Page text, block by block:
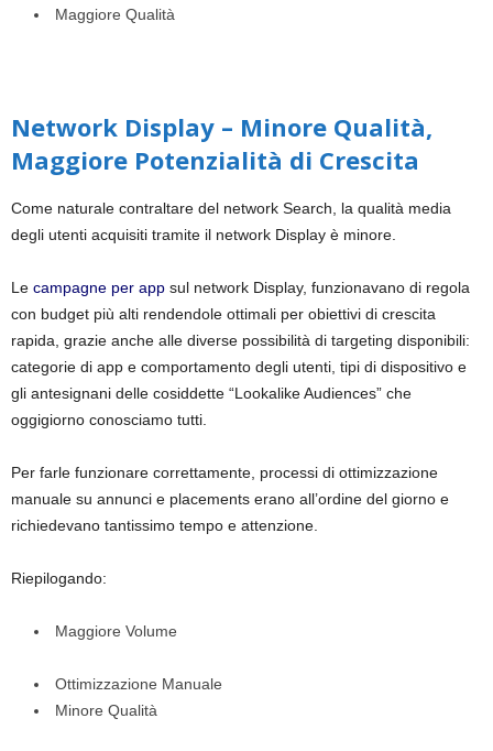
Maggiore Qualità
Network Display – Minore Qualità,
Maggiore Potenzialità di Crescita
Come naturale contraltare del network Search, la qualità media
degli utenti acquisiti tramite il network Display è minore.
Le campagne per app sul network Display, funzionavano di regola
con budget più alti rendendole ottimali per obiettivi di crescita
rapida, grazie anche alle diverse possibilità di targeting disponibili:
categorie di app e comportamento degli utenti, tipi di dispositivo e
gli antesignani delle cosiddette “Lookalike Audiences” che
oggigiorno conosciamo tutti.
Per farle funzionare correttamente, processi di ottimizzazione
manuale su annunci e placements erano all’ordine del giorno e
richiedevano tantissimo tempo e attenzione.
Riepilogando:
Maggiore Volume
Ottimizzazione Manuale
Minore Qualità